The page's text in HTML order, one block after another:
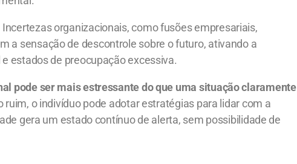
organizacionais, como fusões empresariais,
a sensação de descontrole sobre o futuro, ativando a
estados de preocupação excessiva.
pode ser mais estressante do que uma situação claramente
ruim, o indivíduo pode adotar estratégias para lidar com a
gera um estado contínuo de alerta, sem possibilidade de